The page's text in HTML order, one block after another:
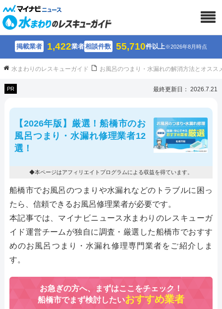
掲載業者 1,422業者相談件数 55,710件以上※2026年8月時点
水まわりのレスキューガイド お風呂のつまり・水漏れの解消方法とオスス
PR 最終更新日： 2026.7.21
【2026年版】厳選！船橋市のお
風呂つまり・水漏れ修理業者12
選！
◆本ページはアフィリエイトプログラムによる収益を得ています。
船橋市でお風呂のつまりや水漏れなどのトラブルに困っ
たら、信頼できるお風呂修理業者が必要です。
本記事では、マイナビニュース水まわりのレスキューガ
イド運営チームが独自に調査・厳選した船橋市でおすす
めのお風呂つまり・水漏れ修理専門業者をご紹介しま
す。
お急ぎの方へ、まずはここをチェック！
船橋市でまず検討したいおすすめ業者